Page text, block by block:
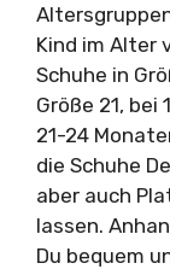
Kind im Alter
Schuhe in
Größe 21, bei
21-24
die Schuhe
aber auch
lassen.
Du bequem